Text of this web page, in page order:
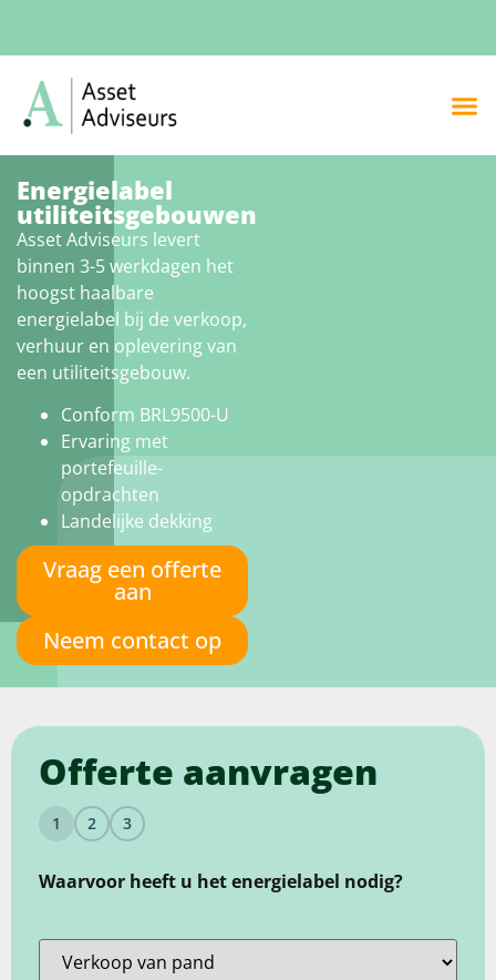
Energielabel
utiliteitsgebouwen
Asset Adviseurs levert
binnen 3-5 werkdagen het
hoogst haalbare
energielabel bij de verkoop,
verhuur en oplevering van
een utiliteitsgebouw.
Conform BRL9500-U
Ervaring met
portefeuille-
opdrachten
Landelijke dekking
Vraag een offerte
aan
Neem contact op
Offerte aanvragen
1 2 3
Waarvoor heeft u het energielabel nodig?
Aanleiding